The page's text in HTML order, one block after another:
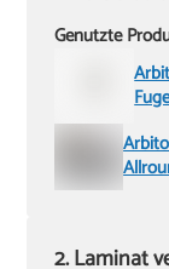
Genutzte
2. Laminat